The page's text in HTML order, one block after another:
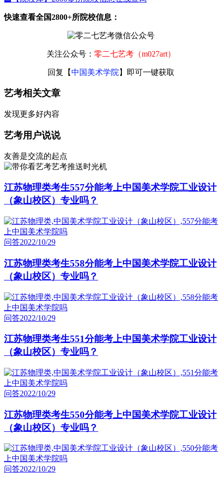
快速查看全国2800+所院校信息：
关注公众号： 零二七艺考（m027art）
回复【中国美术学院 】即可一键获取
艺考相关文章
发现更多好内容
艺考用户说说
友善是交流的起点
艺考推送时光机
江苏物理类考生557分能考上中国美术学院工业设计
（象山校区）专业吗？
问答2022/10/29
江苏物理类考生558分能考上中国美术学院工业设计
（象山校区）专业吗？
问答2022/10/29
江苏物理类考生551分能考上中国美术学院工业设计
（象山校区）专业吗？
问答2022/10/29
江苏物理类考生550分能考上中国美术学院工业设计
（象山校区）专业吗？
问答2022/10/29